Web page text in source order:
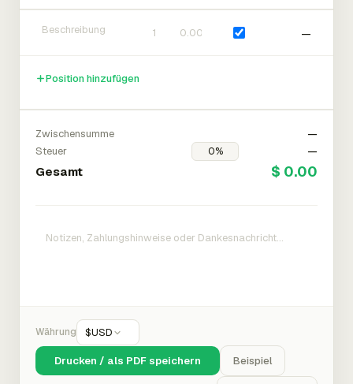
—
Position hinzufügen
Zwischensumme
—
Steuer
—
Gesamt $ 0.00
Währung $USD
Drucken / als PDF speichern Beispiel